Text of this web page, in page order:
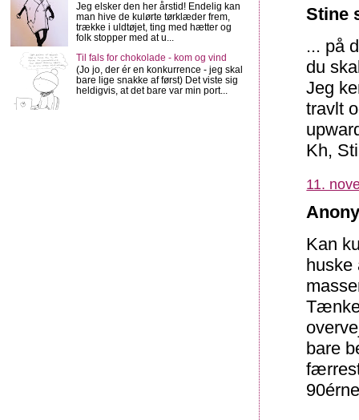
Stine
... på
du
Jeg
travlt
Kh,
11.
Kan
huske
bare
Jeg elsker den her årstid! Endelig kan
man hive de kulørte tørklæder frem,
trække i uldtøjet, ting med hætter og
folk stopper med at u...
Til fals for chokolade - kom og vind
(Jo jo, der ér en konkurrence - jeg skal
bare lige snakke af først) Det viste sig
heldigvis, at det bare var min port...